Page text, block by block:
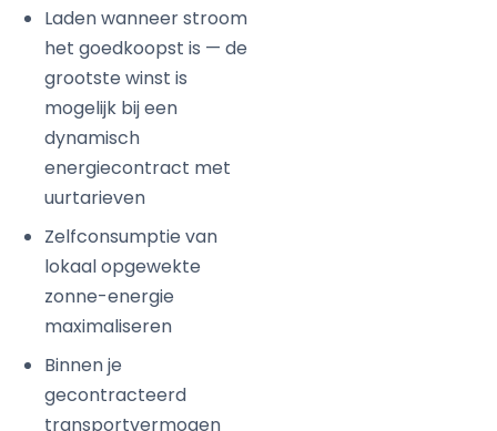
Laden wanneer stroom
het goedkoopst is — de
grootste winst is
mogelijk bij een
dynamisch
energiecontract met
uurtarieven
Zelfconsumptie van
lokaal opgewekte
zonne-energie
maximaliseren
Binnen je
gecontracteerd
transportvermogen